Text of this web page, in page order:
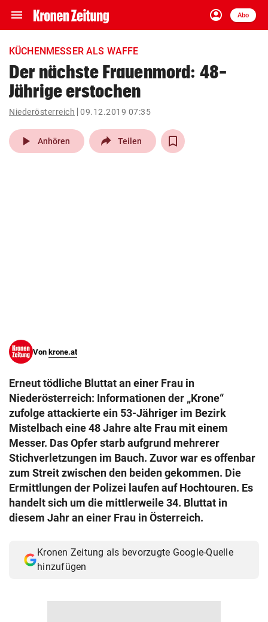
menu Navigation
ein-/ausklappen
account_circle
Anmelden
Abo
close Schließen
account_circle Anmelden
pin_drop
Wien arrow_right
KÜCHENMESSER ALS WAFFE
Der nächste Frauenmord: 48-
Jährige erstochen
Niederösterreich 09.12.2019 07:35
play_arrow Anhören Teilen
Von krone.at
Erneut tödliche Bluttat an einer Frau in
Niederösterreich: Informationen der „Krone“
zufolge attackierte ein 53-Jähriger im Bezirk
Mistelbach eine 48 Jahre alte Frau mit einem
Messer. Das Opfer starb aufgrund mehrerer
Stichverletzungen im Bauch. Zuvor war es offenbar
zum Streit zwischen den beiden gekommen. Die
Ermittlungen der Polizei laufen auf Hochtouren. Es
handelt sich um die mittlerweile 34. Bluttat in
diesem Jahr an einer Frau in Österreich.
Kronen Zeitung als bevorzugte Google-Quelle
hinzufügen